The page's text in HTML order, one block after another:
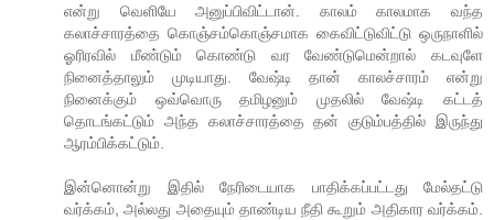
என்று வெளியே அனுப்பிவிட்டான். காலம் காலமாக வந்த
கலாச்சாரத்தை கொஞ்சம்கொஞ்சமாக கைவிட்டுவிட்டு ஒருநாளில்
ஓரிரவில் மீண்டும் கொண்டு வர வேண்டுமென்றால் கடவுளே
நினைத்தாலும் முடியாது. வேஷ்டி தான் காலச்சாரம் என்று
நினைக்கும் ஒவ்வொரு தமிழனும் முதலில் வேஷ்டி கட்டத்
தொடங்கட்டும் அந்த கலாச்சாரத்தை தன் குடும்பத்தில் இருந்து
ஆரம்பிக்கட்டும்.
இன்னொன்று இதில் நேரிடையாக பாதிக்கப்பட்டது மேல்தட்டு
வர்க்கம், அல்லது அதையும் தாண்டிய நீதி கூறும் அதிகார வர்க்கம்.